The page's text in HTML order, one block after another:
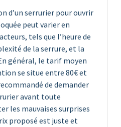
d’un serrurier pour ouvrir
peut varier en
tels que l’heure de
de la serrure, et la
général, le tarif moyen
se situe entre 80€ et
de demander
avant toute
les mauvaises surprises
proposé est juste et